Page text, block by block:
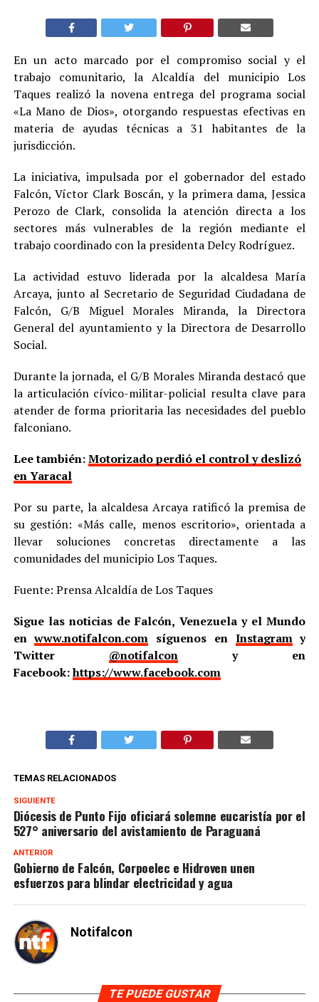
En un acto marcado por el compromiso social y el
trabajo comunitario, la Alcaldía del municipio Los
Taques realizó la novena entrega del programa social
«La Mano de Dios», otorgando respuestas efectivas en
materia de ayudas técnicas a 31 habitantes de la
jurisdicción.
La iniciativa, impulsada por el gobernador del estado
Falcón, Víctor Clark Boscán, y la primera dama, Jessica
Perozo de Clark, consolida la atención directa a los
sectores más vulnerables de la región mediante el
trabajo coordinado con la presidenta Delcy Rodríguez.
La actividad estuvo liderada por la alcaldesa María
Arcaya, junto al Secretario de Seguridad Ciudadana de
Falcón, G/B Miguel Morales Miranda, la Directora
General del ayuntamiento y la Directora de Desarrollo
Social.
Durante la jornada, el G/B Morales Miranda destacó que
la articulación cívico-militar-policial resulta clave para
atender de forma prioritaria las necesidades del pueblo
falconiano.
Lee también:Motorizado perdió el control y deslizó
en Yaracal
Por su parte, la alcaldesa Arcaya ratificó la premisa de
su gestión: «Más calle, menos escritorio», orientada a
llevar soluciones concretas directamente a las
comunidades del municipio Los Taques.
Fuente: Prensa Alcaldía de Los Taques
Sigue las noticias de Falcón, Venezuela y el Mundo
enwww.notifalcon.com síguenos en Instagramy
Twitter @notifalcony en
Facebook:https://www.facebook.com
TEMAS RELACIONADOS
SIGUIENTE
Diócesis de Punto Fijo oficiará solemne eucaristía por el
527° aniversario del avistamiento de Paraguaná
ANTERIOR
Gobierno de Falcón, Corpoelec e Hidroven unen
esfuerzos para blindar electricidad y agua
Notifalcon
TE PUEDE GUSTAR